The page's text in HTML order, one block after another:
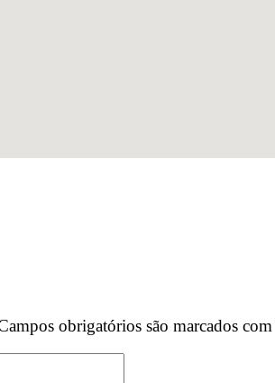
obrigatórios são marcados com